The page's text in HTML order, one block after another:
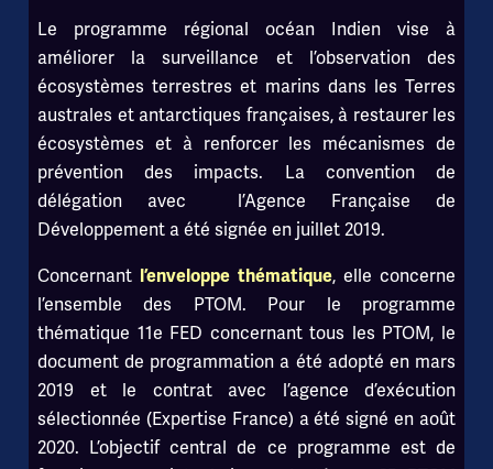
Le programme régional océan Indien vise à
améliorer la surveillance et l’observation des
écosystèmes terrestres et marins dans les Terres
australes et antarctiques françaises, à restaurer les
écosystèmes et à renforcer les mécanismes de
prévention des impacts. La convention de
délégation avec l’Agence Française de
Développement a été signée en juillet 2019.
Concernant l’enveloppe thématique, elle concerne
l’ensemble des PTOM. Pour le programme
thématique 11e FED concernant tous les PTOM, le
document de programmation a été adopté en mars
2019 et le contrat avec l’agence d’exécution
sélectionnée (Expertise France) a été signé en août
2020. L’objectif central de ce programme est de